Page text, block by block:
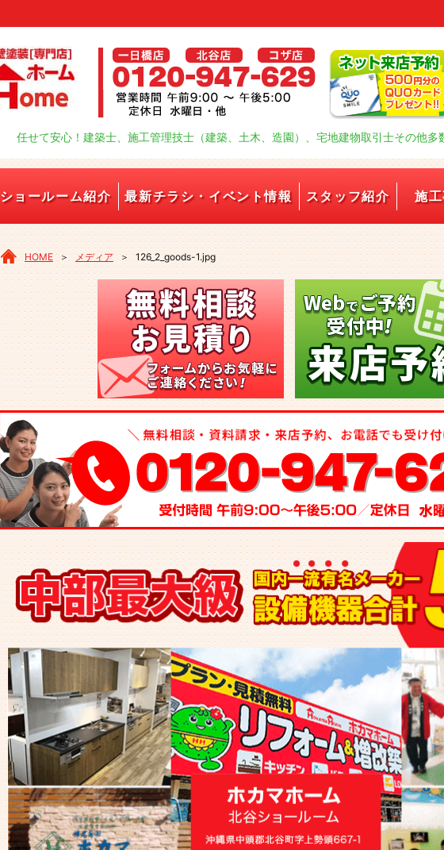
任せて安心！建築士、施工管理技士（建築、土木、造園）、宅地建物取引士その他多
ショールーム紹介 最新チラシ・イベント情報 スタッフ紹介 施
HOME ＞ メディア ＞ 126_2_goods-1.jpg